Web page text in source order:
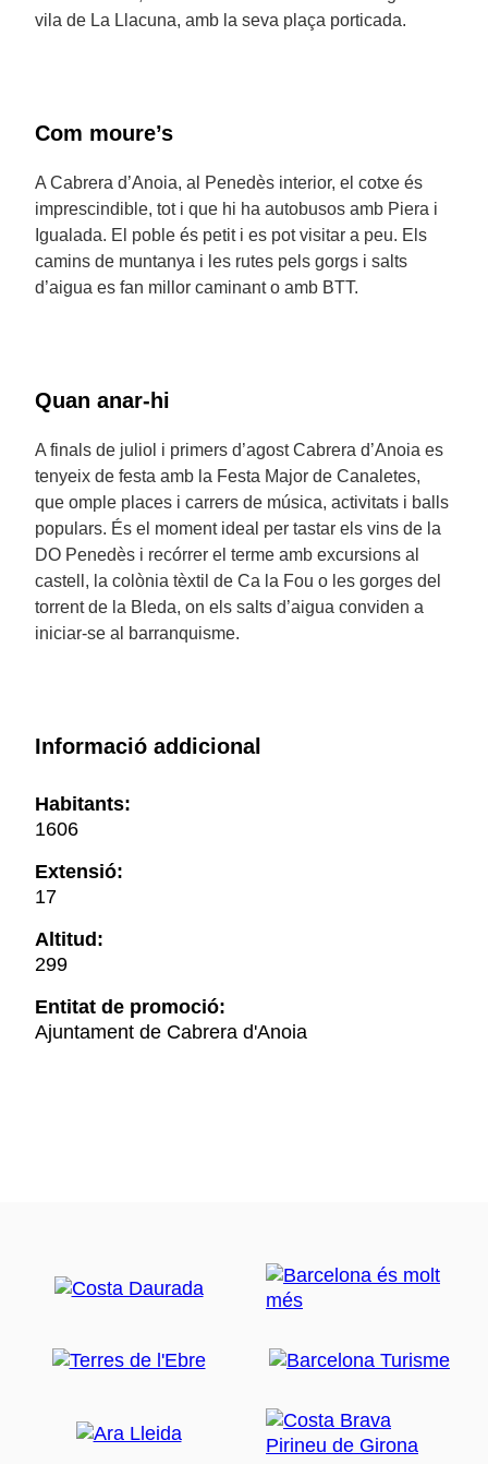
vila de La Llacuna, amb la seva plaça porticada.
Com moure’s
A Cabrera d’Anoia, al Penedès interior, el cotxe és
imprescindible, tot i que hi ha autobusos amb Piera i
Igualada. El poble és petit i es pot visitar a peu. Els
camins de muntanya i les rutes pels gorgs i salts
d’aigua es fan millor caminant o amb BTT.
Quan anar-hi
A finals de juliol i primers d’agost Cabrera d’Anoia es
tenyeix de festa amb la Festa Major de Canaletes,
que omple places i carrers de música, activitats i balls
populars. És el moment ideal per tastar els vins de la
DO Penedès i recórrer el terme amb excursions al
castell, la colònia tèxtil de Ca la Fou o les gorges del
torrent de la Bleda, on els salts d’aigua conviden a
iniciar-se al barranquisme.
Informació addicional
Habitants:
1606
Extensió:
17
Altitud:
299
Entitat de promoció:
Ajuntament de Cabrera d'Anoia